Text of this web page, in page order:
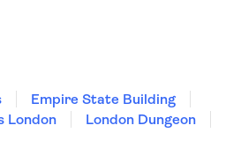
Empire State Building
London
London Dungeon